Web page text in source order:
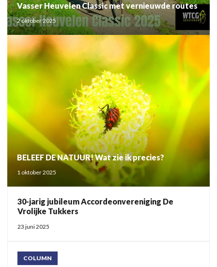
Vasser Heuvelen Classic met vernieuwde routes
2 oktober 2025
BELEEF DE NATUUR! Wat zie ik precies?
1 oktober 2025
30-jarig jubileum Accordeonvereniging De
Vrolijke Tukkers
23 juni 2025
COLUMN